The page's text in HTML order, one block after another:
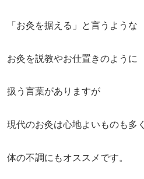
「お灸を据える」と言うような
お灸を説教やお仕置きのように
扱う言葉がありますが
現代のお灸は心地よいものも多く
体の不調にもオススメです。